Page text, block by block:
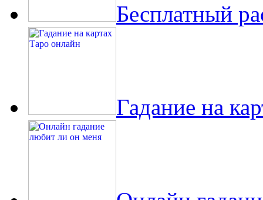
Бесплатный
Гадание на